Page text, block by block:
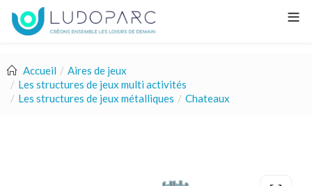
Accueil
Aires de jeux
Les structures de jeux multi activités
Les structures de jeux métalliques
Chateaux